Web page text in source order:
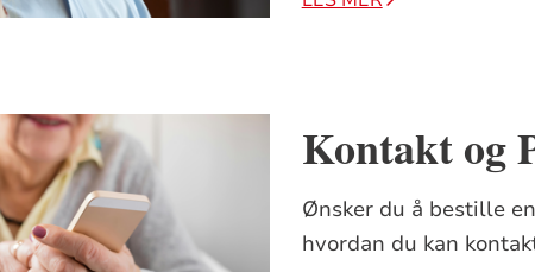
Kontakt og
Ønsker du å bestille
hvordan du kan